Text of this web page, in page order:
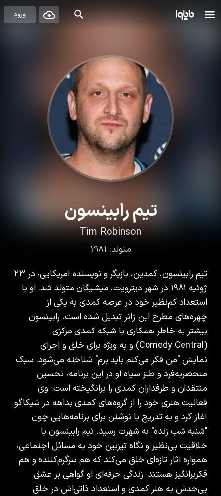
ورود
تیم رابینسون
Tim Robinson
متولد: 1981
تیم رابینسون، کمدین، بازیگر و نویسنده آمریکایی، در ۲۳
ژوئیه ۱۹۸۱ در شهر دیترویت، میشیگان متولد شد. او با
استعداد کم‌نظیر خود در عرصه کمدی به یکی از
چهره‌های مطرح این ژانر تبدیل شده است. رابینسون
بیشتر به خاطر همکاری با شبکه کمدی مرکزی
(Comedy Central) و به ویژه برای خلق و اجرای
نمایش "من فکر می‌کنم باید برم" شناخته می‌شود. سبک
منحصربه‌فرد و طنز سیاه او در این برنامه، تحسین
منتقدان و طرفداران کمدی را برانگیخته است. وی
فعالیت هنری خود را از گروه‌های کمدی بداهه در شیکاگو
آغاز کرد و به تدریج با نوشتن برای برنامه‌هایی چون
"شنبه شب زنده" به شهرت رسید. تیم رابینسون با
خلاقیت بی‌نظیر و نگاه تیزبین خود به مسائل اجتماعی،
همواره آثار تازه‌ای خلق می‌کند که هم سرگرم‌کننده و هم
فکربرانگیز هستند. زندگی حرفه‌ای او گواهی بر عشق
بی‌حدش به هنر کمدی و استعداد ذاتی‌اش در خلق